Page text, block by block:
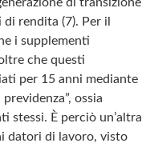
rendita (7). Per il
i supplementi
che questi
per 15 anni mediante
ossia
stessi. È perciò un’altra
datori di lavoro, visto